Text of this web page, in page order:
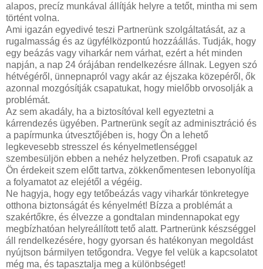
alapos, precíz munkával állítják helyre a tetőt, mintha mi sem
történt volna.
Ami igazán egyedivé teszi Partnerünk szolgáltatását, az a
rugalmasság és az ügyfélközpontú hozzáállás. Tudják, hogy
egy beázás vagy viharkár nem várhat, ezért a hét minden
napján, a nap 24 órájában rendelkezésre állnak. Legyen szó
hétvégéről, ünnepnapról vagy akár az éjszaka közepéről, ők
azonnal mozgósítják csapatukat, hogy mielőbb orvosolják a
problémát.
Az sem akadály, ha a biztosítóval kell egyeztetni a
kárrendezés ügyében. Partnerünk segít az adminisztráció és
a papírmunka útvesztőjében is, hogy Ön a lehető
legkevesebb stresszel és kényelmetlenséggel
szembesüljön ebben a nehéz helyzetben. Profi csapatuk az
Ön érdekeit szem előtt tartva, zökkenőmentesen lebonyolítja
a folyamatot az elejétől a végéig.
Ne hagyja, hogy egy tetőbeázás vagy viharkár tönkretegye
otthona biztonságát és kényelmét! Bízza a problémát a
szakértőkre, és élvezze a gondtalan mindennapokat egy
megbízhatóan helyreállított tető alatt. Partnerünk készséggel
áll rendelkezésére, hogy gyorsan és hatékonyan megoldást
nyújtson bármilyen tetőgondra. Vegye fel velük a kapcsolatot
még ma, és tapasztalja meg a különbséget!